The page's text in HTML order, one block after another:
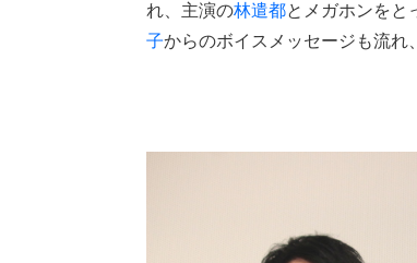
れ、主演の林遣都とメガホンをと
子からのボイスメッセージも流れ